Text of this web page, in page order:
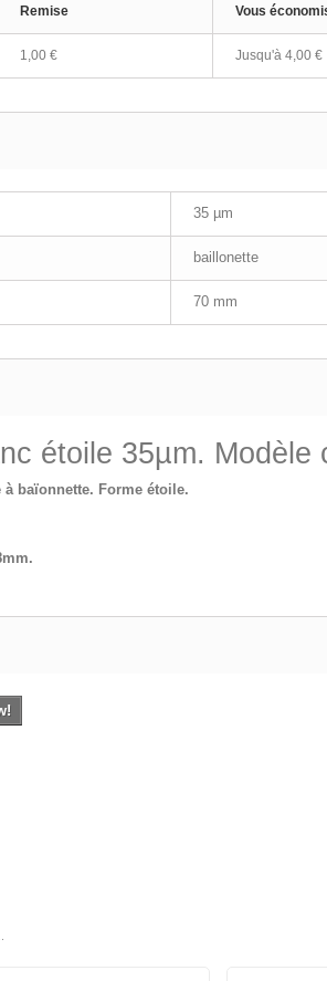
Remise Vous
1,00 € Jusqu'à 4,00 €
35 µm
baillonette
70 mm
étoile 35µm. Modèle
à baïonnette. Forme étoile.